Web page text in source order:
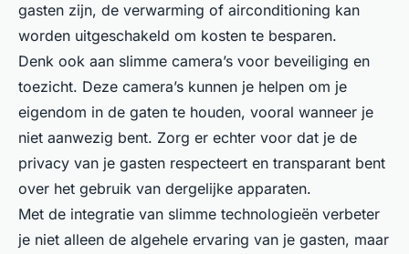
gasten zijn, de verwarming of airconditioning kan
worden uitgeschakeld om kosten te besparen.
Denk ook aan slimme camera’s voor beveiliging en
toezicht. Deze camera’s kunnen je helpen om je
eigendom in de gaten te houden, vooral wanneer je
niet aanwezig bent. Zorg er echter voor dat je de
privacy van je gasten respecteert en transparant bent
over het gebruik van dergelijke apparaten.
Met de integratie van slimme technologieën verbeter
je niet alleen de algehele ervaring van je gasten, maar